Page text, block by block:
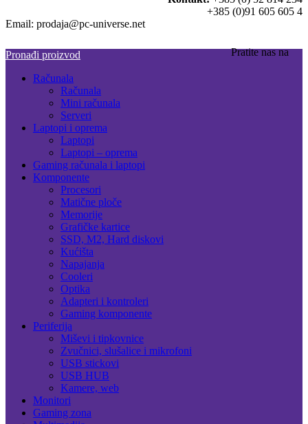
+385 (0)91 605 605 4
Email: prodaja@pc-universe.net
Pratite nas na
Pronađi proizvod
Računala
Računala
Mini računala
Serveri
Laptopi i oprema
Laptopi
Laptopi – oprema
Gaming računala i laptopi
Komponente
Procesori
Matične ploče
Memorije
Grafičke kartice
SSD, M2, Hard diskovi
Kućišta
Napajanja
Cooleri
Optika
Adapteri i kontroleri
Gaming komponente
Periferija
Miševi i tipkovnice
Zvučnici, slušalice i mikrofoni
USB stickovi
USB HUB
Kamere, web
Monitori
Gaming zona